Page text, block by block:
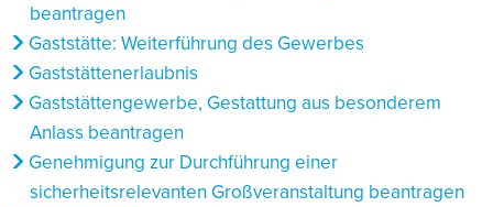
beantragen
Gaststätte: Weiterführung des Gewerbes
Gaststättenerlaubnis
Gaststättengewerbe, Gestattung aus besonderem
Anlass beantragen
Genehmigung zur Durchführung einer
sicherheitsrelevanten Großveranstaltung beantragen